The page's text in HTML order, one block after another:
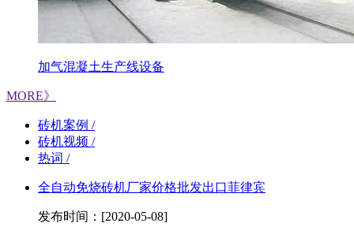
加气混凝土生产线设备
MORE》
砖机案例 /
砖机视频 /
热词 /
全自动免烧砖机厂家价格批发出口菲律宾
发布时间：[2020-05-08]